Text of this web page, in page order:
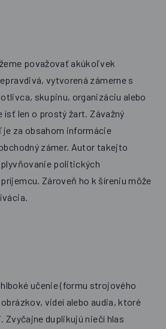
považovať akúkoľvek
vytvorená zámerne s
skupinu, organizáciu alebo
ísť len o prostý žart. Závažný
je za obsahom informácie
zámer. Autor takejto
politických
Zároveň ho k šíreniu môže
učenie (formu strojového
videí alebo audia, ktoré
Zvyčajne duplikujú niečí hlas